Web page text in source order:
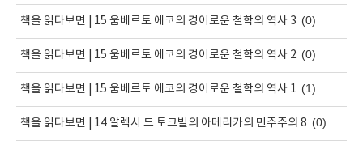
책을 읽다보면 | 15 움베르토 에코의 경이로운 철학의 역사 3 (0)
책을 읽다보면 | 15 움베르토 에코의 경이로운 철학의 역사 2 (0)
책을 읽다보면 | 15 움베르토 에코의 경이로운 철학의 역사 1 (1)
책을 읽다보면 | 14 알렉시 드 토크빌의 아메리카의 민주주의 8 (0)